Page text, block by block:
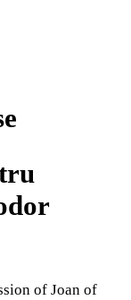
of Joan of